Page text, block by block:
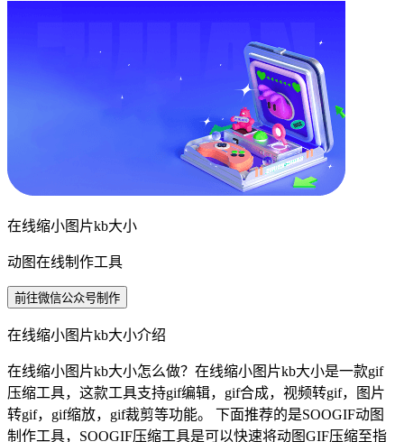
在线缩小图片kb大小
动图在线制作工具
前往微信公众号制作
在线缩小图片kb大小介绍
在线缩小图片kb大小怎么做？在线缩小图片kb大小是一款gif
压缩工具，这款工具支持gif编辑，gif合成，视频转gif，图片
转gif，gif缩放，gif裁剪等功能。 下面推荐的是SOOGIF动图
制作工具，SOOGIF压缩工具是可以快速将动图GIF压缩至指